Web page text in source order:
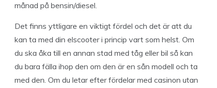
månad på bensin/diesel.
Det finns yttligare en viktigt fördel och det är att du
kan ta med din elscooter i princip vart som helst. Om
du ska åka till en annan stad med tåg eller bil så kan
du bara fälla ihop den om den är en sån modell och ta
med den. Om du letar efter fördelar med casinon utan